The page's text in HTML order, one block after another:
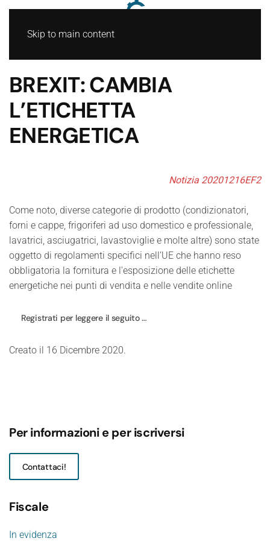
Skip to main content
BREXIT: CAMBIA
L’ETICHETTA
ENERGETICA
Notizia 20201216EF2
Come noto, diverse categorie di prodotto (condizionatori,
forni e cappe, frigoriferi ad uso domestico e professionale,
lavatrici, asciugatrici, lavastoviglie e molte altre) sono state
oggetto di regolamenti specifici nell’UE che hanno reso
obbligatoria la fornitura e l'esposizione delle etichette
energetiche nei punti di vendita e nelle vendite online
Registrati per leggere il seguito …
Creato il 16 Dicembre 2020.
Per informazioni e per iscriversi
Contattaci!
Fiscale
In evidenza